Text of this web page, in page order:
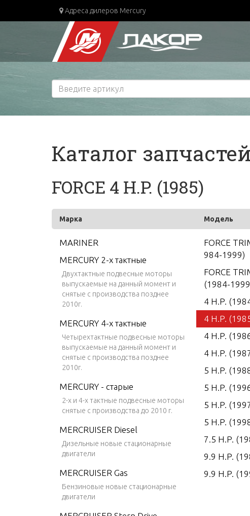
Адреса дилеров Mercury
Каталог запчастей
FORCE 4 H.P. (1985)
Марка Модель
MARINER
MERCURY 2-х тактные
Двухтактные подвесные моторы
выпускаемые на данный момент и
снятые с производства позднее
2010г.
MERCURY 4-х тактные
Четырехтактные подвесные моторы
выпускаемые на данный момент и
снятые с производства позднее
2010г.
MERCURY - старые
2-х и 4-х тактные подвесные моторы
снятые с производства до 2010 г.
MERCRUISER Diesel
Дизельные новые стационарные
двигатели
MERCRUISER Gas
Бензиновые новые стационарные
двигатели
FORCE
984-1999)
FORCE
(1984-
4 H.P.
4 H.P.
4 H.P.
4 H.P.
5 H.P.
5 H.P.
5 H.P.
5 H.P.
7.5 H.P.
9.9 H.P.
9.9 H.P.